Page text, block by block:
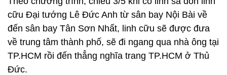
cữu Đại tướng Lê Đức Anh từ sân bay Nội Bài về
đến sân bay Tân Sơn Nhất, linh cữu sẽ được đưa
về trung tâm thành phố, sẽ đi ngang qua nhà ông tại
TP.HCM rồi đến thẳng nghĩa trang TP.HCM ở Thủ
Đức.